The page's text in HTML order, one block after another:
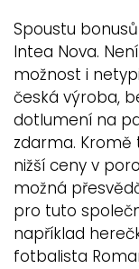
Spoustu
Intea Nova.
možnost i
česká výroba,
dotlumení na
zdarma.
nižší ceny v
možná
pro tuto
například
fotbalista